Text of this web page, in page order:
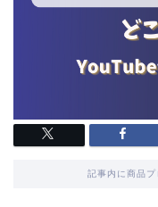
記事内に商品